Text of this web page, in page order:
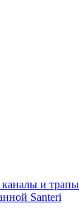
и
Santeri